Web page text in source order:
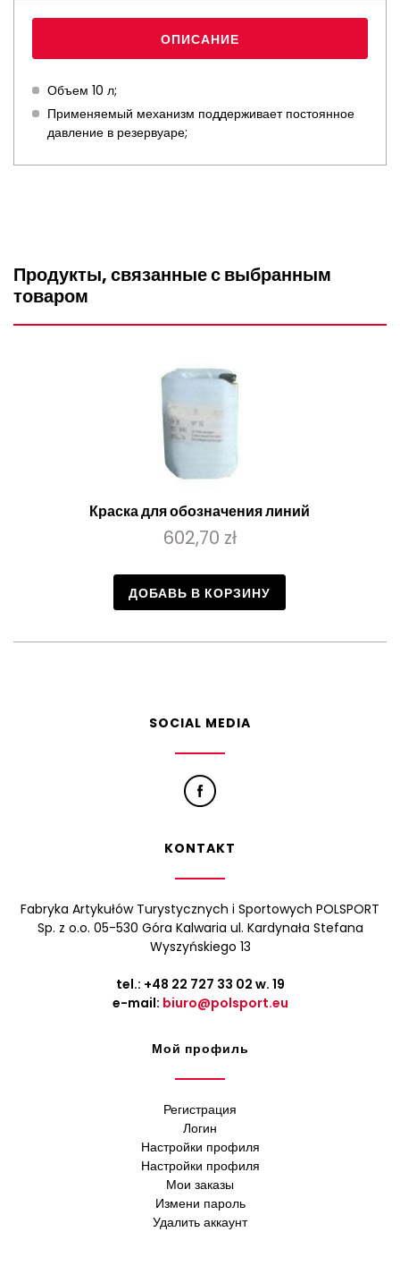
ОПИСАНИЕ
Объем 10 л;
Применяемый механизм поддерживает постоянное
давление в резервуаре;
Продукты, связанные с выбранным
товаром
Краска для обозначения линий
602,70 zł
ДОБАВЬ В КОРЗИНУ
SOCIAL MEDIA
KONTAKT
Fabryka Artykułów Turystycznych i Sportowych POLSPORT
Sp. z o.o. 05-530 Góra Kalwaria ul. Kardynała Stefana
Wyszyńskiego 13
tel.: +48 22 727 33 02 w. 19
e-mail: biuro@polsport.eu
Мой профиль
Регистрация
Логин
Настройки профиля
Настройки профиля
Мои заказы
Измени пароль
Удалить аккаунт